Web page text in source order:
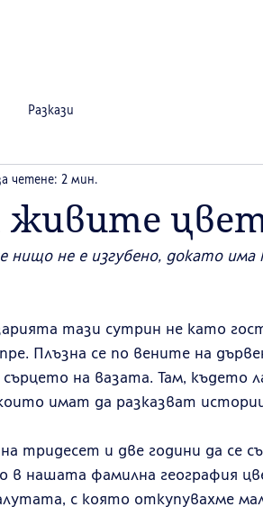
Разкази
четене: 2 мин.
нищо не е изгубено, докато
тази сутрин не като
Плъзна се по вените на
сърцето на вазата. Там, където
имат да разказват
тридесет и две години да се
в нашата фамилна география
с която откупувахме